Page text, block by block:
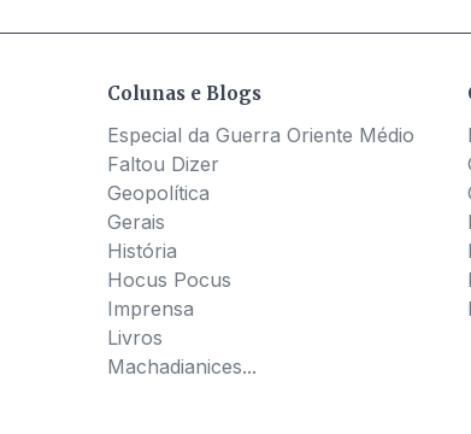
Colunas e Blogs
Especial da Guerra Oriente Médio
Faltou Dizer
Geopolítica
Gerais
História
Hocus Pocus
Imprensa
Livros
Machadianices...